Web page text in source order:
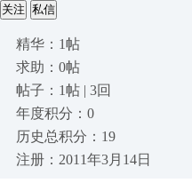
关注 私信
精华：1帖
求助：0帖
帖子：1帖 | 3回
年度积分：0
历史总积分：19
注册：2011年3月14日